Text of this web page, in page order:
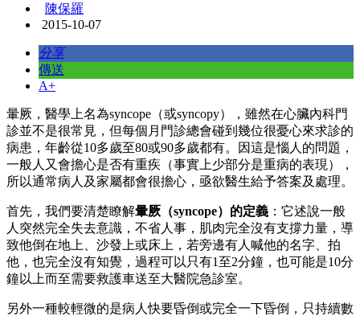
陳保羅
2015-10-07
分享
傳送
A+
暈厥，醫學上名為syncope（或syncopy），雖然在心臟內科門
診並不是很常見，但每個月門診總會碰到幾位很憂心來求診的
病患，年齡從10多歲至80或90多歲都有。因這是惱人的問題，
一般人又會擔心是否有重疾（事實上少部分是重病的表現），
所以通常病人及家屬都會很擔心，亟欲醫生給予答案及處理。
首先，我們要清楚瞭解暈厥（syncope）的定義 ：它述說一般
人突然完全失去意識，不省人事，肌肉完全沒有支撐力量，導
致他倒在地上、沙發上或床上，若旁邊有人喊他的名字、拍
他，也完全沒有知覺，過程可以只有1至2分鐘，也可能是10分
鐘以上而至需要救護車送至大醫院急診室。
另外一種較輕微的是病人快要昏倒或完全一下昏倒，只持續數